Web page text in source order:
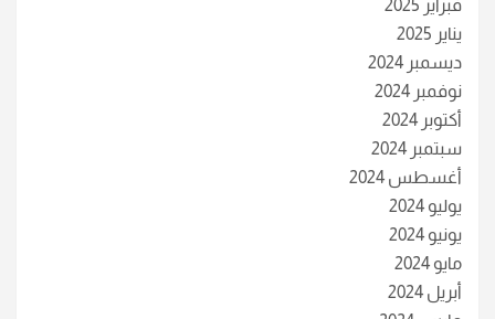
فبراير 2025
يناير 2025
ديسمبر 2024
نوفمبر 2024
أكتوبر 2024
سبتمبر 2024
أغسطس 2024
يوليو 2024
يونيو 2024
مايو 2024
أبريل 2024